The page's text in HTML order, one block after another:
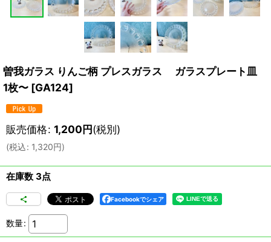
曽我ガラス りんご柄 プレスガラス ガラスプレート皿
1枚〜 [GA124]
販売価格: 1,200円(税別)
(税込: 1,320円)
在庫数 3点
Facebookでシェア
数量: